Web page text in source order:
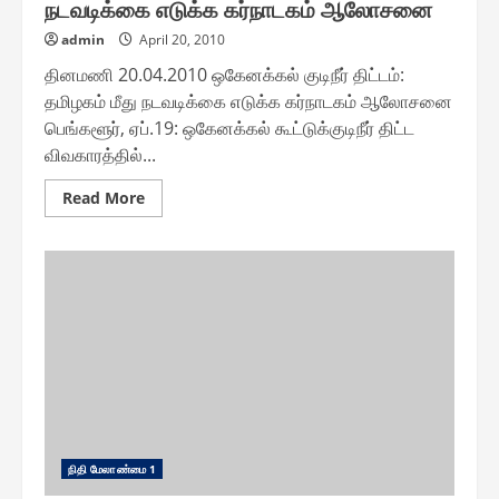
நடவடிக்கை எடுக்க கர்நாடகம் ஆலோசனை
admin April 20, 2010
தினமணி 20.04.2010 ஒகேனக்கல் குடிநீர் திட்டம்:
தமிழகம் மீது நடவடிக்கை எடுக்க கர்நாடகம் ஆலோசனை
பெங்களூர், ஏப்.19: ஒகேனக்கல் கூட்டுக்குடிநீர் திட்ட
விவகாரத்தில்...
Read MoreRead
more
நிதி மேலாண்மை 1